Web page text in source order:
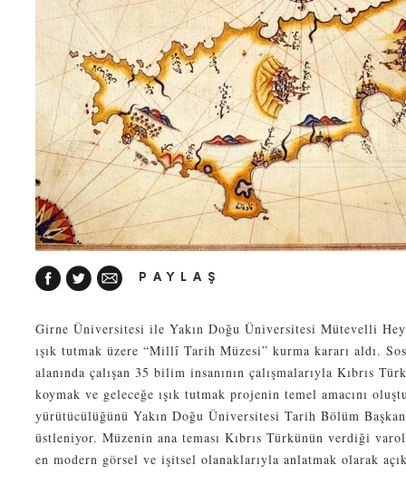
PAYLAŞ
Girne Üniversitesi ile Yakın Doğu Üniversitesi Mütevelli
ışık tutmak üzere “Millî Tarih Müzesi” kurma kararı aldı.
alanında çalışan 35 bilim insanının çalışmalarıyla Kıbrıs
koymak ve geleceğe ışık tutmak projenin temel amacını
yürütücülüğünü Yakın Doğu Üniversitesi Tarih Bölüm
üstleniyor. Müzenin ana teması Kıbrıs Türkünün verdiği
en modern görsel ve işitsel olanaklarıyla anlatmak olarak